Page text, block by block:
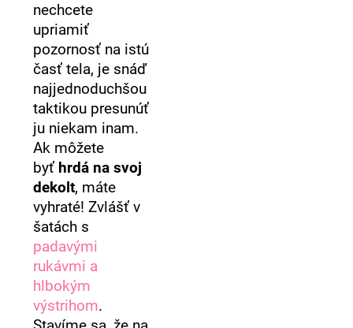
nechcete
upriamiť
pozornosť na istú
časť tela, je snáď
najjednoduchšou
taktikou presunúť
ju niekam inam.
Ak môžete
byť hrdá na svoj
dekolt, máte
vyhraté! Zvlášť v
šatách s
padavými
rukávmi a
hlbokým
výstrihom.